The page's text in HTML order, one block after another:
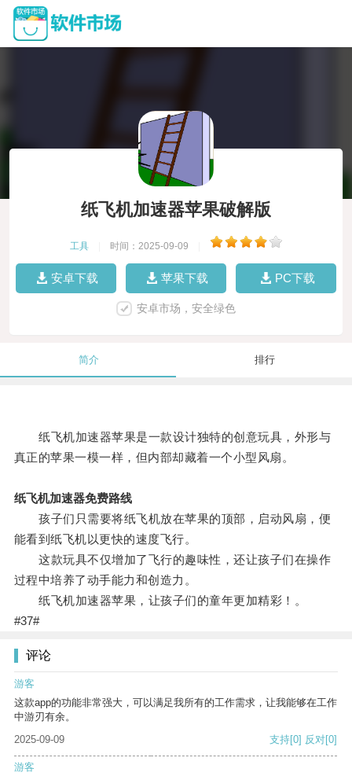
纸飞机加速器苹果破解版
工具 时间：2025-09-09
安卓下载 苹果下载 PC下载
安卓市场，安全绿色
简介 排行
纸飞机加速器苹果是一款设计独特的创意玩具，外形与
真正的苹果一模一样，但内部却藏着一个小型风扇。
纸飞机加速器免费路线
孩子们只需要将纸飞机放在苹果的顶部，启动风扇，便
能看到纸飞机以更快的速度飞行。
这款玩具不仅增加了飞行的趣味性，还让孩子们在操作
过程中培养了动手能力和创造力。
纸飞机加速器苹果，让孩子们的童年更加精彩！。
#37#
评论
游客
这款app的功能非常强大，可以满足我所有的工作需求，让我能够在工作
中游刃有余。
2025-09-09
支持[0] 反对[0]
游客